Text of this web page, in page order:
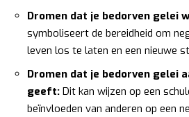
Dromen dat je bedorven gelei
symboliseert de bereidheid om
leven los te laten en een nieuwe
Dromen dat je bedorven gelei
geeft: Dit kan wijzen op een
beïnvloeden van anderen op een